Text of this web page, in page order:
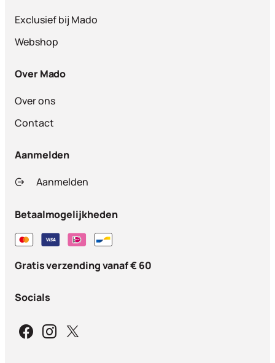
Exclusief bij Mado
Webshop
Over Mado
Over ons
Contact
Aanmelden
Aanmelden
Betaalmogelijkheden
Gratis verzending vanaf € 60
Socials